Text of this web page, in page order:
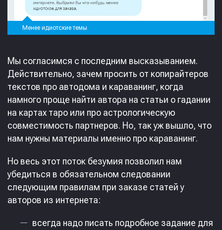
Менее идиотские темы
Мы согласимся с последним высказыванием.
Действительно, зачем просить от копирайтеров
текстов про автодома и караванинг, когда
намного проще найти автора на статьи о гадании
на картах таро или про астрологическую
совместимость партнеров. Но, так уж вышло, что
нам нужны материалы именно про караванинг.
Но весь этот поток безумия позволил нам
убедиться в обязательном следовании
следующим правилам при заказе статей у
авторов из интернета:
всегда надо писать подробное задание для